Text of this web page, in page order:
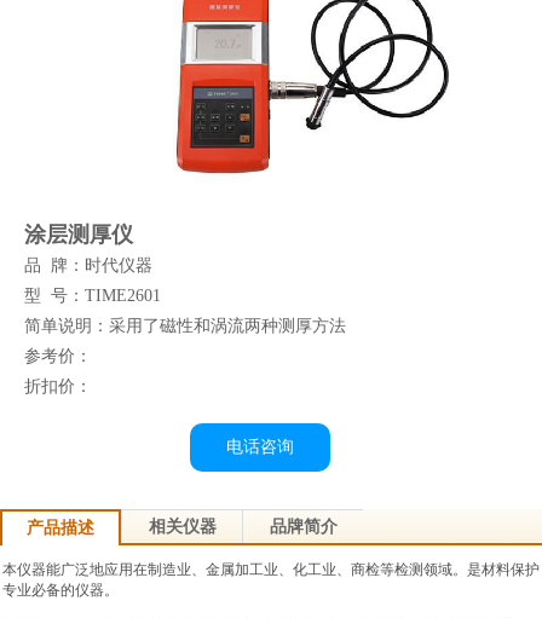
区-武汉开发区-长沙开发区-萝岗区开发区-广州南沙开发区-惠州大亚湾开发区-湛江开
发区-南宁开发区-重庆开发区-成都开发区-贵阳开发区-昆明开发区-拉萨开发区-镇江-
使用说明书常州-连云港-淮安-淮阴-盐城-扬州-徐州-宜兴-江阴-里氏硬度计北京-上海-
浙江-广东-河南-杭州-郑州-广州-深圳-佛山-惠州-厦门-汕头-台湾-香港-天津北京时代
仪器销售平台-西安-宝鸡-杭州-温州-常州-无锡-苏州-操作视频南京-镇江-扬州-南通-合
肥-徐州-常熟-石家庄-太原-呼和浩特-沈阳-长春-哈尔滨-南京-合肥-福州-南昌-济南-郑
州-武汉-长沙-广州-南宁-海口-成都-贵阳-昆明-拉萨-西安-兰州-西宁-售后维修银川-乌
鲁木齐-杭州-沈阳-长春-哈尔滨-济南-武汉-广州-南宁-成都-西安-大连-宁波-厦门-南通-
京时代官方授权总代威海开发区-烟台开发区-超声波探伤仪培训金桥出口加工区-苏州
工业园-宁波大榭开发区-涂层测厚仪厦门海沧投资区-海南洋浦开发区嘉兴-湖州-秦皇
涂层测厚仪
品 牌：时代仪器
型 号：TIME2601
简单说明：采用了磁性和涡流两种测厚方法
参考价：
折扣价：
电话咨询
产品描述 相关仪器 品牌简介
本仪器能广泛地应用在制造业、金属加工业、化工业、商检等检测领域。是材料保护
专业必备的仪器。